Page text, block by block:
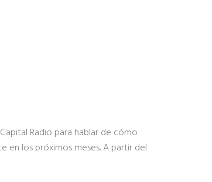
Radio para hablar de cómo
en los próximos meses. A partir del